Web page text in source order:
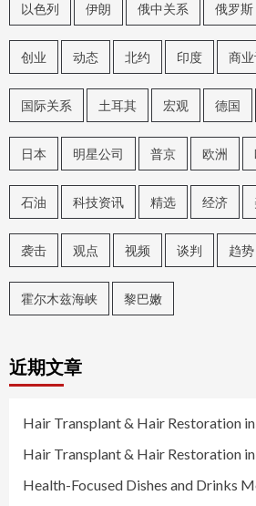
以色列 伊朗 俄中关系 俄罗斯
创业 动态 北约 印度 商
国际关系 土耳其 宏观 德国
日本 明星公司 普京 欧洲
石油 科技资讯 精选 经济
袭击 观点 视频 谈判 趋势
霍尔木兹海峡 黎巴嫩
近期文章
Hair Transplant & Hair Restoration
Hair Transplant & Hair Restoration
Health-Focused Dishes and Drinks